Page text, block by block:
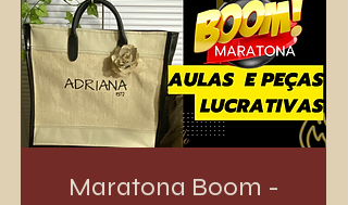
Maratona Boom -